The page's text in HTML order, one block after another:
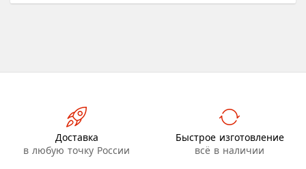
Доставка
в любую точку России
Быстрое изготовление
всё в наличии